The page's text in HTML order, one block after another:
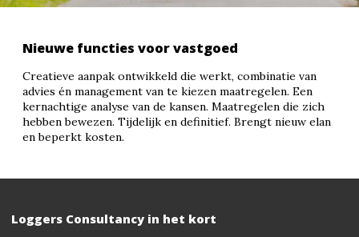
Nieuwe functies voor vastgoed
Creatieve aanpak ontwikkeld die werkt, combinatie van
advies én management van te kiezen maatregelen. Een
kernachtige analyse van de kansen. Maatregelen die zich
hebben bewezen. Tijdelijk en definitief. Brengt nieuw elan
en beperkt kosten.
Loggers Consultancy in het kort